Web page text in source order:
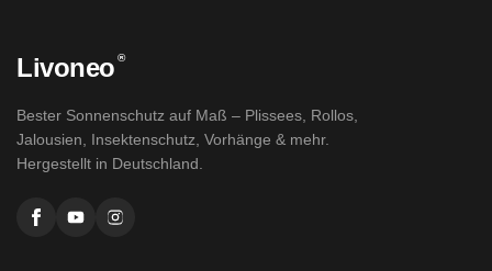
Livoneo ®
Bester Sonnenschutz auf Maß – Plissees, Rollos,
Jalousien, Insektenschutz, Vorhänge & mehr.
Hergestellt in Deutschland.